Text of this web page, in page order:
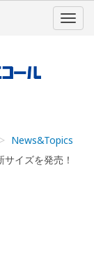
News&Topics
サイズを発売！